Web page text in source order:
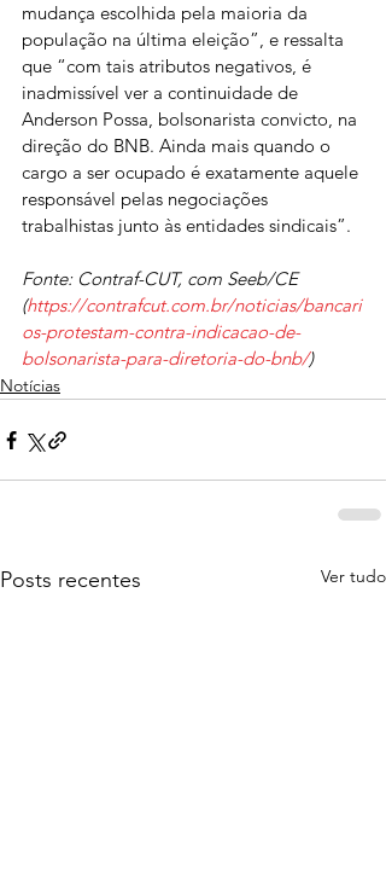
mudança escolhida pela maioria da
população na última eleição”, e ressalta
que “com tais atributos negativos, é
inadmissível ver a continuidade de
Anderson Possa, bolsonarista convicto, na
direção do BNB. Ainda mais quando o
cargo a ser ocupado é exatamente aquele
responsável pelas negociações
trabalhistas junto às entidades sindicais”.
Fonte: Contraf-CUT, com Seeb/CE
(https://contrafcut.com.br/noticias/bancari
os-protestam-contra-indicacao-de-
bolsonarista-para-diretoria-do-bnb/)
Notícias
Posts recentes Ver tudo